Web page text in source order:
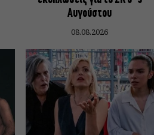
Αυγούστου
08.08.2026